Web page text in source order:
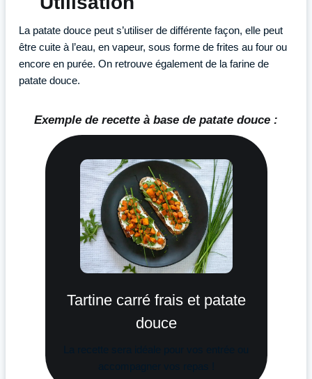
La patate douce peut s’utiliser de différente façon, elle peut
être cuite à l’eau, en vapeur, sous forme de frites au four ou
encore en purée. On retrouve également de la farine de
patate douce.
Exemple de recette à base de patate douce :
Tartine carré frais et patate
douce